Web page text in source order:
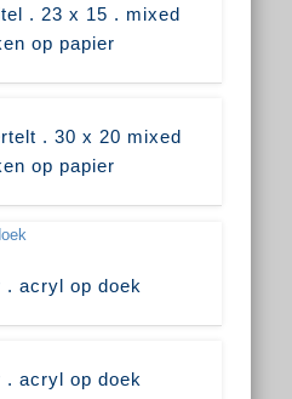
. 23 x 15 . mixed
op papier
. 30 x 20 mixed
op papier
. acryl op doek
. acryl op doek